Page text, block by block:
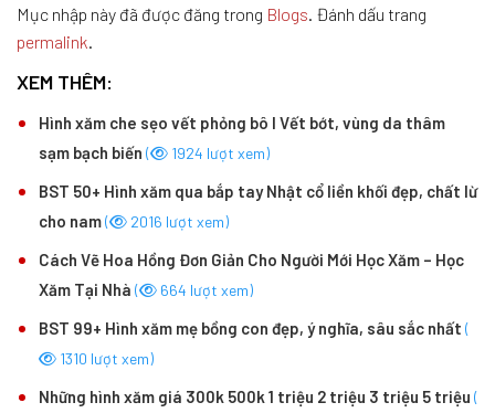
Mục nhập này đã được đăng trong Blogs. Đánh dấu trang
permalink.
XEM THÊM:
Hình xăm che sẹo vết phỏng bô I Vết bớt, vùng da thâm
sạm bạch biến ( 1924 lượt xem)
BST 50+ Hình xăm qua bắp tay Nhật cổ liền khối đẹp, chất lừ
cho nam( 2016 lượt xem)
Cách Vẽ Hoa Hồng Đơn Giản Cho Người Mới Học Xăm – Học
Xăm Tại Nhà ( 664 lượt xem)
BST 99+ Hình xăm mẹ bồng con đẹp, ý nghĩa, sâu sắc nhất (
1310 lượt xem)
Những hình xăm giá 300k 500k 1 triệu 2 triệu 3 triệu 5 triệu (